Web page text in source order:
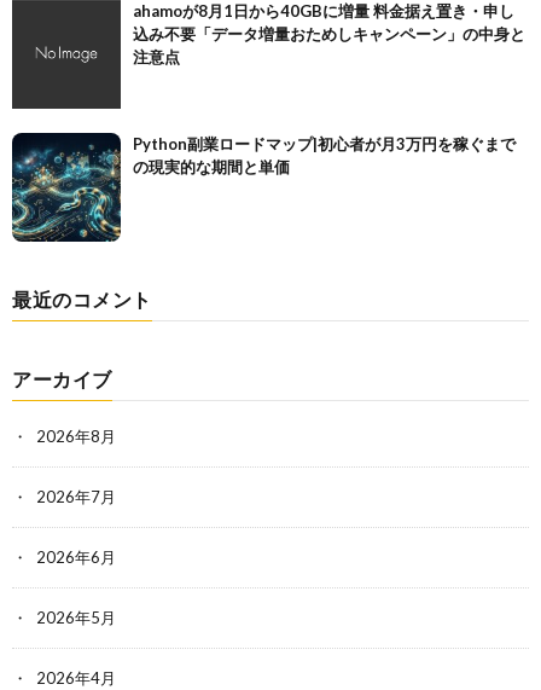
ahamoが8月1日から40GBに増量 料金据え置き・申し
込み不要「データ増量おためしキャンペーン」の中身と
注意点
Python副業ロードマップ|初心者が月3万円を稼ぐまで
の現実的な期間と単価
最近のコメント
アーカイブ
2026年8月
2026年7月
2026年6月
2026年5月
2026年4月